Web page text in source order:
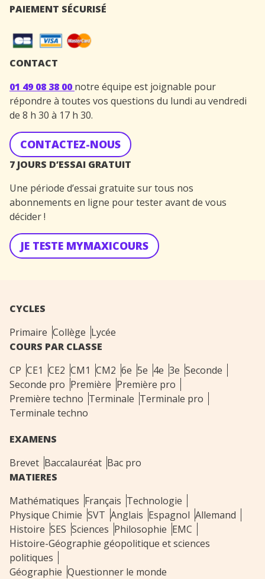
PAIEMENT SÉCURISÉ
CONTACT
01 49 08 38 00 notre équipe est joignable pour
répondre à toutes vos questions du lundi au vendredi
de 8 h 30 à 17 h 30.
CONTACTEZ-NOUS
7 JOURS D’ESSAI GRATUIT
Une période d’essai gratuite sur tous nos
abonnements en ligne pour tester avant de vous
décider !
JE TESTE MYMAXICOURS
CYCLES
Primaire Collège Lycée
COURS PAR CLASSE
CP CE1 CE2 CM1 CM2 6e 5e 4e 3e Seconde
Seconde pro Première Première pro
Première techno Terminale Terminale pro
Terminale techno
EXAMENS
Brevet Baccalauréat Bac pro
MATIERES
Mathématiques Français Technologie
Physique Chimie SVT Anglais Espagnol Allemand
Histoire SES Sciences Philosophie EMC
Histoire-Géographie géopolitique et sciences
politiques
Géographie Questionner le monde